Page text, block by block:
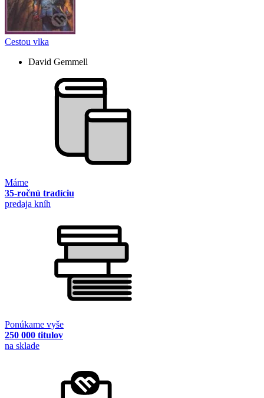
Cestou vlka
David Gemmell
Máme
35-ročnú tradíciu
predaja kníh
Ponúkame vyše
250 000 titulov
na sklade